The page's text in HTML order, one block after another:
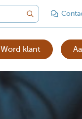
Word klant